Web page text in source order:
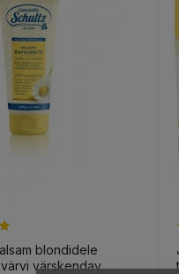
blondidele
värskendav,